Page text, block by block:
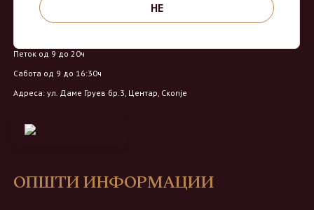
Работно време:
Петок од 9 до 20ч
Сабота од 9 до 16:30ч
Адреса: ул. Даме Груев бр.3, Центар, Скопје
ОПШТИ ИНФОРМАЦИИ
НЕ